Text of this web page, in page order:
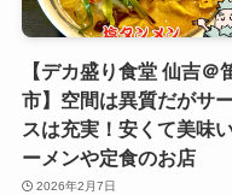
【デカ盛り食堂 仙吉＠
市】空間は異質だがサ
スは充実！安くて美味
ーメンや定食のお店
2026年2月7日